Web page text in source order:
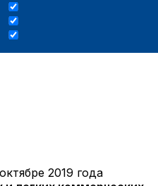
2019 года